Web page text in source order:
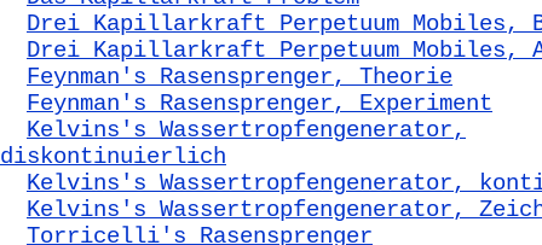
Drei Kapillarkraft Perpetuum Mobiles,
Drei Kapillarkraft Perpetuum Mobiles,
Feynman's Rasensprenger, Theorie
Feynman's Rasensprenger, Experiment
Kelvins's Wassertropfengenerator,
diskontinuierlich
Kelvins's Wassertropfengenerator,
Kelvins's Wassertropfengenerator,
Torricelli's Rasensprenger